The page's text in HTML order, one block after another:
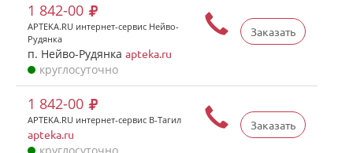
Заказать
1 842-00
APTEKA.RU интернет-сервис Нейво-
Рудянка
п. Нейво-Рудянка apteka.ru
круглосуточно
Заказать
1 842-00
APTEKA.RU интернет-сервис В-Тагил
apteka.ru